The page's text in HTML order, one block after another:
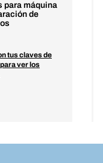
para máquina
de
tus claves de
ver los